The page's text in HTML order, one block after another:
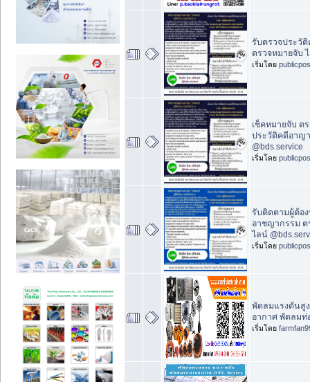
รับตรวจประวั
ตรวจหมายจับ
เริ่มโดย
เช็คหมายจับ ต
ประวัติคดีอาญ
@bds.service
เริ่มโดย
รับติดตามผู้ต้อ
อาชญากรรม ต
ไลน์
เริ่มโดย
พัดลมแรงดันสู
อากาศ พัดลมท่
เริ่มโดย